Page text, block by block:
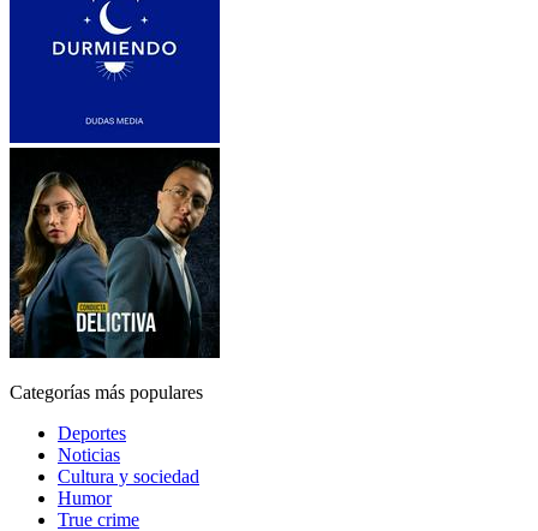
Categorías más populares
Deportes
Noticias
Cultura y sociedad
Humor
True crime